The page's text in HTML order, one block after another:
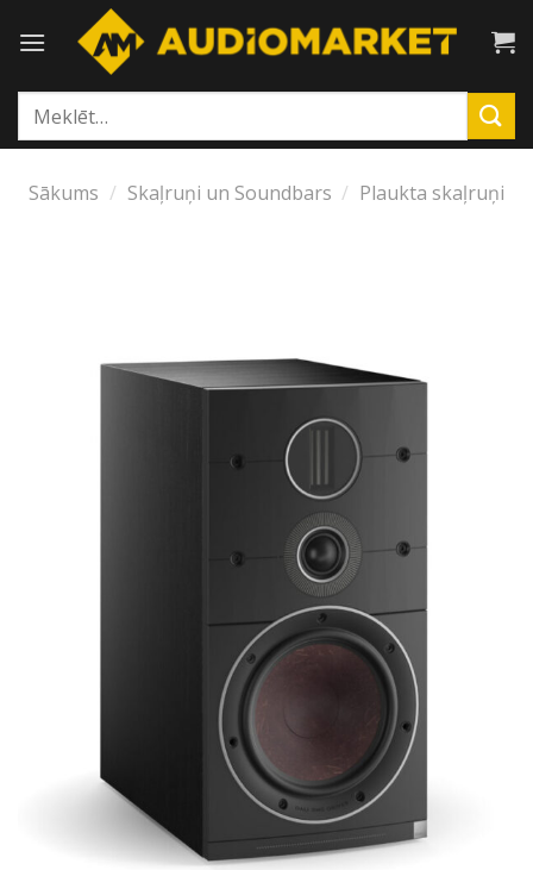
Meklēt:
Sākums / Skaļruņi un Soundbars / Plaukta skaļruņi